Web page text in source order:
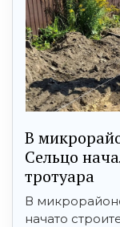
В
Сельцо
тротуара
В
начато